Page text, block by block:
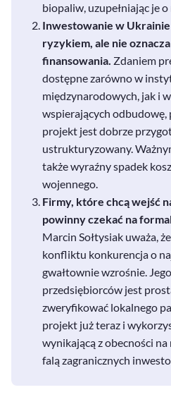
biopaliw, uzupełniając je
Inwestowanie w Ukrainie
ryzykiem, ale nie
finansowania. Zdaniem
dostępne zarówno w
międzynarodowych, jak i
wspierających odbudowę,
projekt jest dobrze
ustrukturyzowany.
także wyraźny spadek
wojennego.
Firmy, które chcą wejść
powinny czekać na
Marcin Sołtysiak uważa,
konfliktu konkurencja o
gwałtownie wzrośnie.
przedsiębiorców jest
zweryfikować lokalnego
projekt już teraz i
wynikającą z obecności
falą zagranicznych